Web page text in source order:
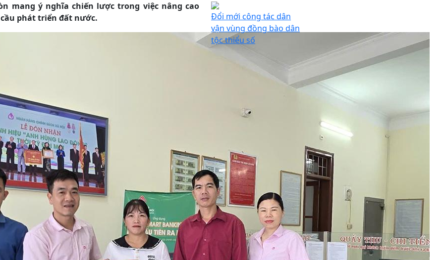
mang ý nghĩa chiến lược trong việc nâng cao
phát triển đất nước.
Đổi mới công tác dân
vận vùng đồng bào dân
tộc thiểu số